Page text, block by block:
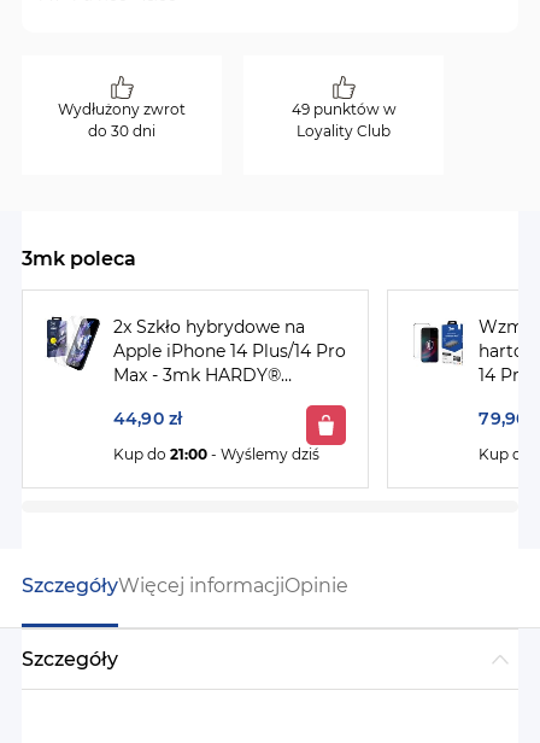
Wydłużony zwrot
do 30 dni
49 punktów w
Loyality Club
3mk poleca
2x Szkło hybrydowe na
Apple iPhone 14 Plus/14 Pro
Max - 3mk HARDY®
44,90 zł
Kup do 21:00 - Wyślemy dziś
14 Pro
79,90
Kup do
SzczegółyWięcej informacjiOpinie
Szczegóły